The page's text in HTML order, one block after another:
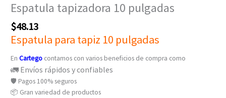
Espatula tapizadora 10 pulgadas
$48.13
Espatula para tapiz 10 pulgadas
EnCartego contamos con varios beneficios de compra como
🚛 Envíos rápidos y confiables
🛡️ Pagos 100% seguros
📦 Gran variedad de productos